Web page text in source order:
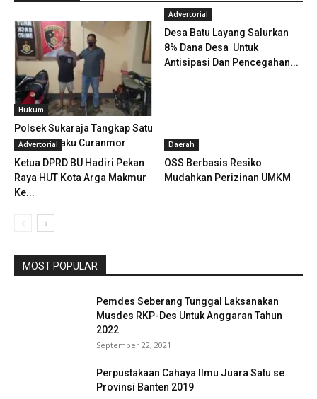
Hukum
Polsek Sukaraja Tangkap Satu
Orang Pelaku Curanmor
Advertorial
Desa Batu Layang Salurkan
8% Dana Desa Untuk
Antisipasi Dan Pencegahan...
Advertorial
Ketua DPRD BU Hadiri Pekan
Raya HUT Kota Arga Makmur
Ke...
Daerah
OSS Berbasis Resiko
Mudahkan Perizinan UMKM
MOST POPULAR
Pemdes Seberang Tunggal Laksanakan
Musdes RKP-Des Untuk Anggaran Tahun
2022
September 22, 2021
Perpustakaan Cahaya Ilmu Juara Satu se
Provinsi Banten 2019